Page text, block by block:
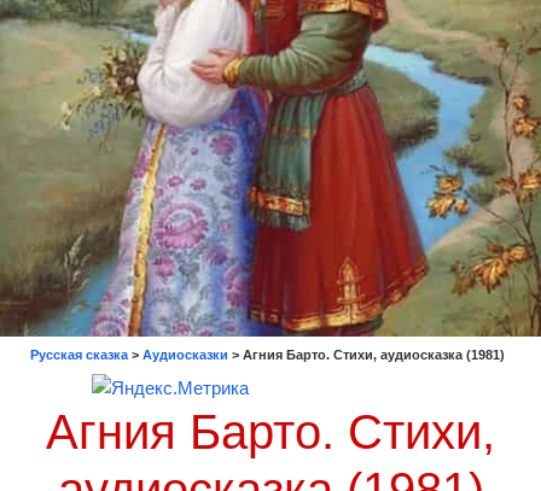
Русская сказка > Аудиосказки > Агния Барто. Стихи, аудиосказка (1981)
Агния Барто. Стихи,